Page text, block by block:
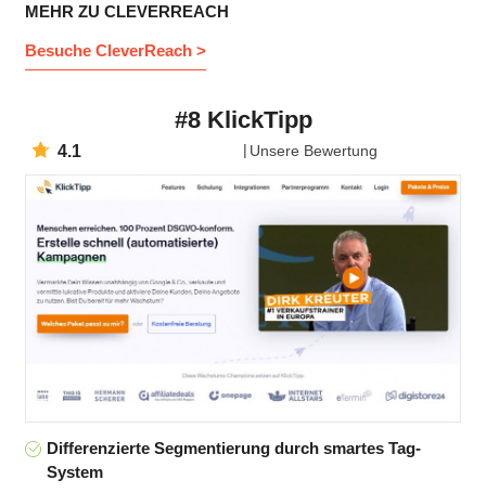
MEHR ZU CLEVERREACH
Besuche CleverReach >
#8 KlickTipp
4.1 Unsere Bewertung
Differenzierte Segmentierung durch smartes Tag-
System